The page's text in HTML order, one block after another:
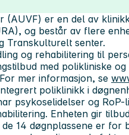
(AUVF) er en del av
og består av flere
Transkulturelt senter.
og rehabilitering til
med polikliniske
mer informasjon, se
poliklinikk i
psykoselidelser og
Enheten gir
14 døgnplassene er for